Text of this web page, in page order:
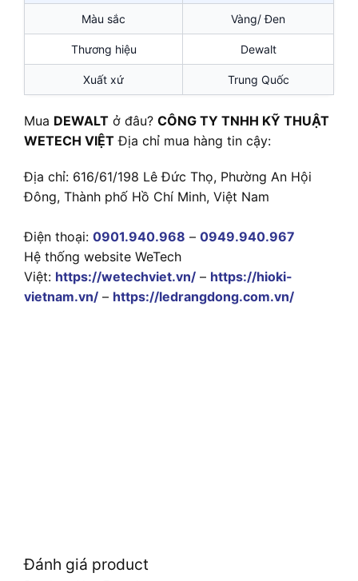
Màu sắc Vàng/ Đen
Thương hiệu Dewalt
Xuất xứ Trung Quốc
Mua DEWALT ở đâu? CÔNG TY TNHH KỸ THUẬT
WETECH VIỆT Địa chỉ mua hàng tin cậy:
Địa chỉ: 616/61/198 Lê Đức Thọ, Phường An Hội
Đông, Thành phố Hồ Chí Minh, Việt Nam
Điện thoại: 0901.940.968 – 0949.940.967
Hệ thống website WeTech
Việt: https://wetechviet.vn/ – https://hioki-
vietnam.vn/ – https://ledrangdong.com.vn/
Đánh giá product